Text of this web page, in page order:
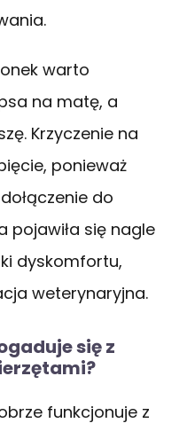
warto
na matę, a
Krzyczenie na
ponieważ
do
pojawiła się nagle
dyskomfortu,
weterynaryjna.
się z
funkcjonuje z